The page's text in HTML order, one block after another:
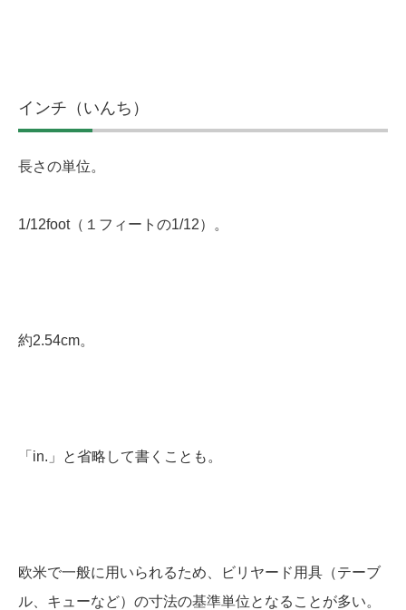
インチ（いんち）
長さの単位。
1/12foot（１フィートの1/12）。
約2.54cm。
「in.」と省略して書くことも。
欧米で一般に用いられるため、ビリヤード用具（テーブ
ル、キューなど）の寸法の基準単位となることが多い。